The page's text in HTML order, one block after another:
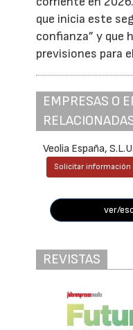
que inicia este
confianza” y que
previsiones para
EMPRESAS O
Veolia España, S.L.U.
Solicitar información
ver/
REVISTAS